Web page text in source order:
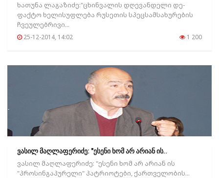
ხათუნა ლაგაზიძე:"ცხინვალის დღევანდელი დე-
ფაქტო ხელისუფლება რუსეთის სპეცსამსახურების
ჩვეულებრივი...
25-12-2014, 14:02 1 200
ვასილ მაღლაფერიძე: "ესენი ხომ არ არიან ის..
ვასილ მაღლაფერიძე: "ესენი ხომ არ არიან ის
"პროსინგაპურელი" პატრიოტები, ქართველობის...